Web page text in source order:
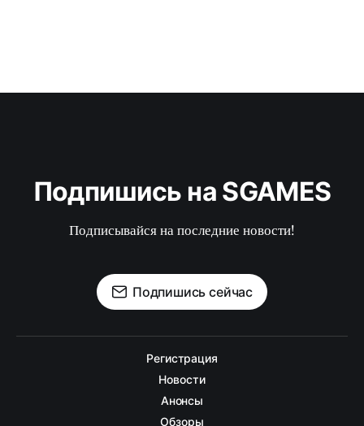
Подпишись на SGAMES
Подписывайся на последние новости!
Подпишись сейчас
Регистрация
Новости
Анонсы
Обзоры